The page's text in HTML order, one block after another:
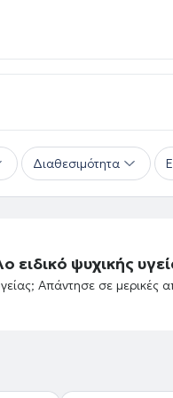
Διαθεσιμότητα
ειδικό ψυχικής
Απάντησε σε